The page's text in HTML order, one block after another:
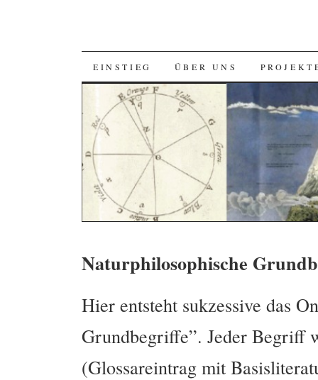
SKIP
CONTENT
EINSTIEG ÜBER UNS
Naturphilosophische
Hier entsteht sukzessive das
Grundbegriffe”. Jeder Begriff
(Glossareintrag mit